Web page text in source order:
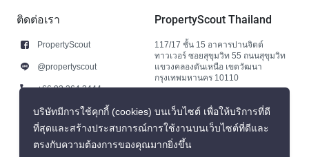
ติดต่อเรา
PropertyScout
@propertyscout
+66 92 264 3444
+66 92 264 3444
contact@propertyscout.co.th
PropertyScout Thailand
117/17 ชั้น 15 อาคารปานจิตต์
ทาวเวอร์ ซอยสุขุมวิท 55 ถนนสุขุมวิท
แขวงคลองตันเหนือ เขตวัฒนา
กรุงเทพมหานคร 10110
บริษัทมีการใช้คุกกี้ (cookies) บนเว็บไซต์ เพื่อให้บริการที่ดี
ที่สุดและสร้างประสบการณ์การใช้งานบนเว็บไซต์ที่ดีและ
ตรงกับความต้องการของคุณมากยิ่งขึ้น